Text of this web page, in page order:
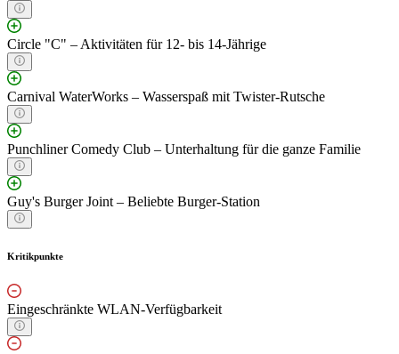
Circle "C" – Aktivitäten für 12- bis 14-Jährige
Carnival WaterWorks – Wasserspaß mit Twister-Rutsche
Punchliner Comedy Club – Unterhaltung für die ganze Familie
Guy's Burger Joint – Beliebte Burger-Station
Kritikpunkte
Eingeschränkte WLAN-Verfügbarkeit